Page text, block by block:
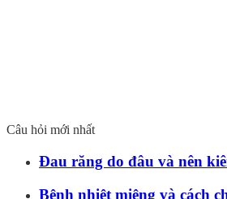
Câu hỏi mới nhất
Đau răng do đâu và nên
Bệnh nhiệt miệng và cách